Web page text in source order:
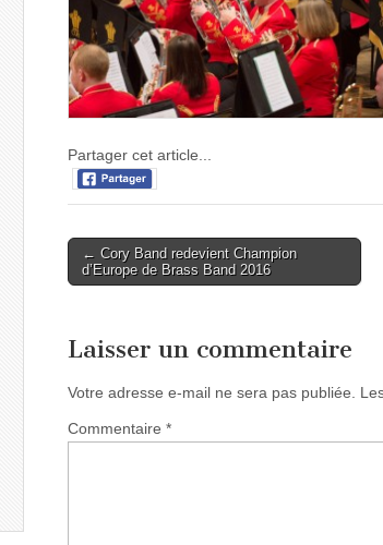
Partager cet article...
Post
navigation
← Cory Band redevient Champion
d’Europe de Brass Band 2016
Laisser un commentaire
Votre adresse e-mail ne sera pas publiée.
Commentaire *